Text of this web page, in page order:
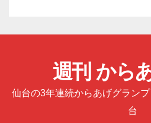
週刊 から
仙台の3年連続からあげグラン
台